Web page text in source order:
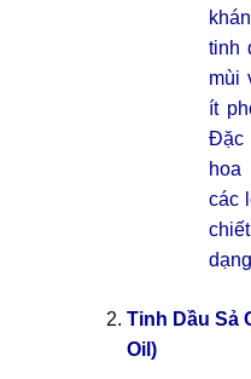
tinh
mùi
ít
Đặc
các
Tinh Dầu Sả
Oil)